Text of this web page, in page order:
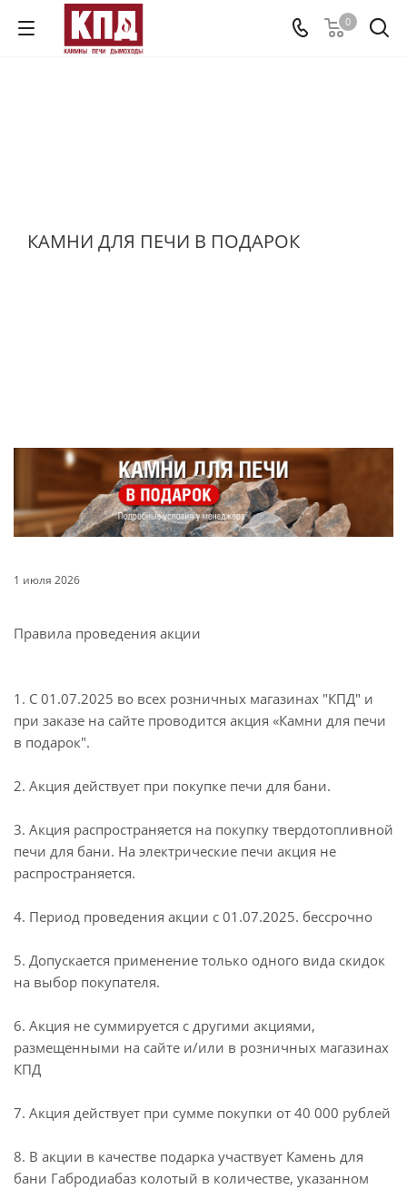
0
КАМНИ ДЛЯ ПЕЧИ В ПОДАРОК
1 июля 2026
Правила проведения акции
1. С 01.07.2025 во всех розничных магазинах "КПД" и
при заказе на сайте проводится акция «Камни для печи
в подарок".
2. Акция действует при покупке печи для бани.
3. Акция распространяется на покупку твердотопливной
печи для бани. На электрические печи акция не
распространяется.
4. Период проведения акции с 01.07.2025. бессрочно
5. Допускается применение только одного вида скидок
на выбор покупателя.
6. Акция не суммируется с другими акциями,
размещенными на сайте и/или в розничных магазинах
КПД
7. Акция действует при сумме покупки от 40 000 рублей
8. В акции в качестве подарка участвует Камень для
бани Габродиабаз колотый в количестве, указанном